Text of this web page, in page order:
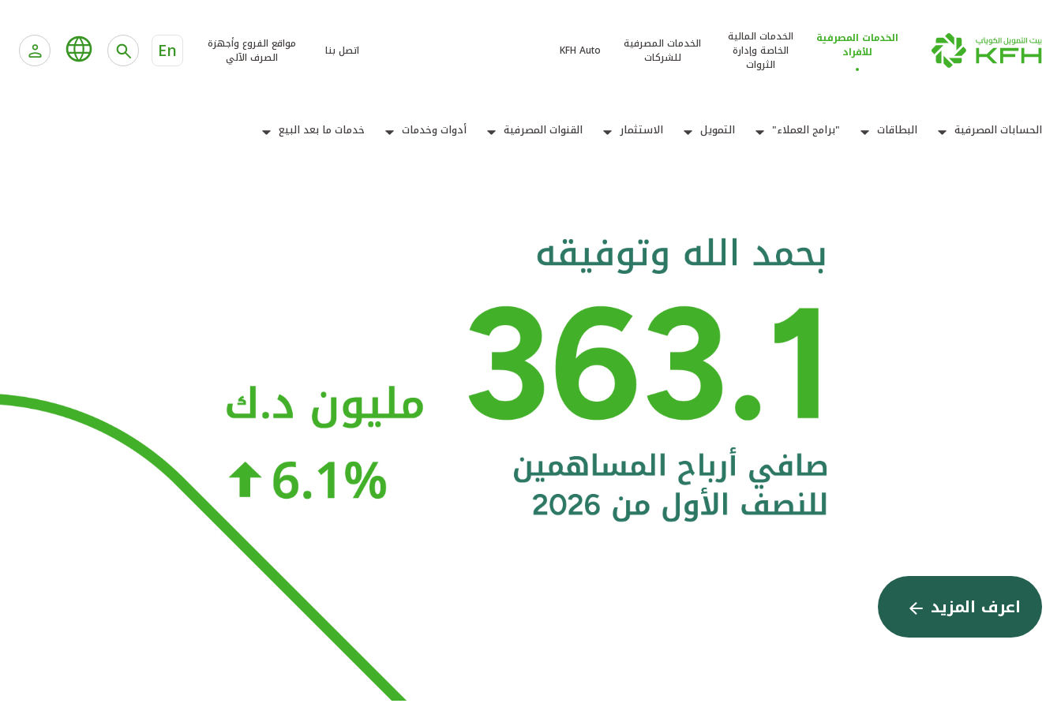
الخدمات المصرفية
للأفراد
الخدمات المالية
الخاصة وإدارة
الثروات
الخدمات المصرفية
للشركات
KFH Auto اتصل بنا
مواقع الفروع وأجهزة
الصرف الآلي
En
الحسابات المصرفية البطاقات "برامج العملاء" التمويل الاستثمار القنوات المصرفية أدوات وخدمات خدمات ما بعد البيع
اعرف المزيد